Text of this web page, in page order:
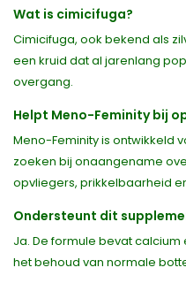
Wat is cimicifuga?
Cimicifuga, ook bekend als
een kruid dat al jarenlang
overgang.
Helpt Meno-Feminity bij
Meno-Feminity is ontwikkeld
zoeken bij onaangename
opvliegers, prikkelbaarheid
Ondersteunt dit
Ja. De formule bevat
het behoud van normale